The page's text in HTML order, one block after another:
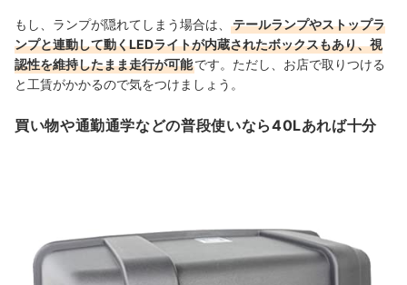
もし、ランプが隠れてしまう場合は、
テールランプやストップラ
ンプと連動して動くLEDライトが内蔵されたボックスもあり、視
認性を維持したまま走行が可能です。ただし、お店で取りつける
と工賃がかかるので気をつけましょう。
買い物や通勤通学などの普段使いなら40Lあれば十分